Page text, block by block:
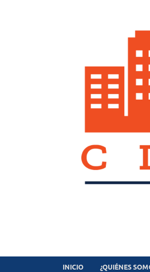
Revista
INICIO ¿QUIÉNES